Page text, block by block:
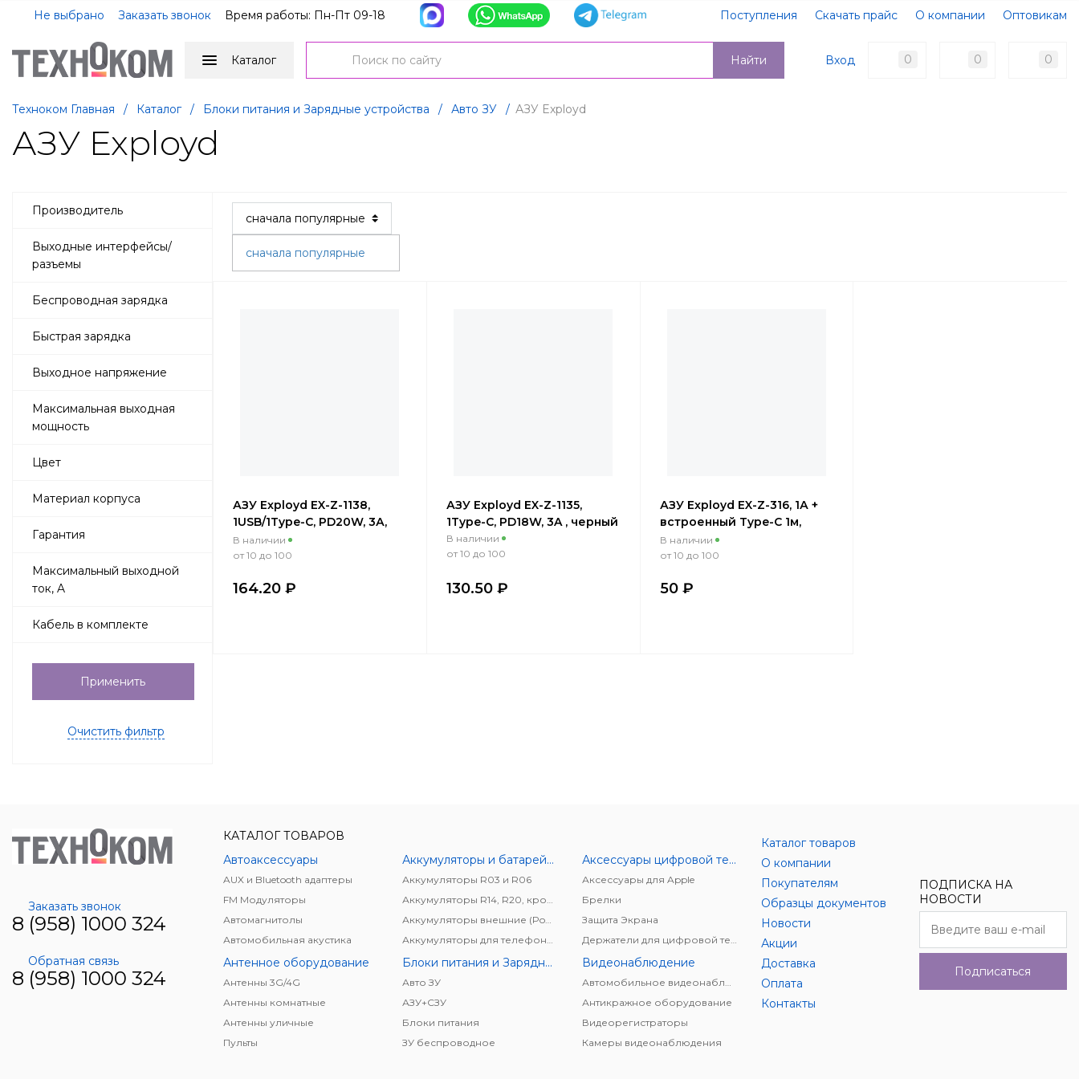
Не выбрано Заказать звонок Время работы: Пн-Пт 09-18 Поступления Скачать прайс О компании
Оптовикам
Доставка
Контакты
Каталог Вход 0 0 0
Найти
Техноком Главная / Каталог / Блоки питания и Зарядные устройства / Авто ЗУ / АЗУ Exployd
АЗУ Exployd
сначала популярные
Производитель
Выходные интерфейсы/
разъемы
Беспроводная зарядка
Быстрая зарядка
Выходное напряжение
Максимальная выходная
мощность
Цвет
Материал корпуса
Гарантия
Максимальный выходной
ток, A
Кабель в комплекте
Применить
Очистить фильтр
АЗУ Exployd EX-Z-1138,
1USB/1Type-C, PD20W, 3А,
белый
В наличии
от 10 до 100
164.20 ₽
АЗУ Exployd EX-Z-1135,
1Type-C, PD18W, 3A , черный
В наличии
от 10 до 100
130.50 ₽
АЗУ Exployd EX-Z-316, 1А +
встроенный Type-C 1м,
черный
В наличии
от 10 до 100
50 ₽
Заказать звонок
8 (958) 1000 324
Обратная связь
8 (958) 1000 324
КАТАЛОГ ТОВАРОВ
Автоаксессуары
AUX и Bluetooth адаптеры
FM Модуляторы
Автомагнитолы
Автомобильная акустика
Аккумуляторы и батарейки
Аккумуляторы R03 и R06
Аксессуары цифровой техники
Аксессуары для Apple
Брелки
Защита Экрана
Антенное оборудование
Антенны 3G/4G
Антенны комнатные
Антенны уличные
Пульты
Блоки питания и Зарядные устройства
Авто ЗУ
АЗУ+CЗУ
Блоки питания
ЗУ беспроводное
Видеонаблюдение
Антикражное оборудование
Видеорегистраторы
Камеры видеонаблюдения
Каталог товаров
О компании
Покупателям
Образцы документов
Новости
Акции
Доставка
Оплата
Контакты
ПОДПИСКА НА
НОВОСТИ
Подписаться